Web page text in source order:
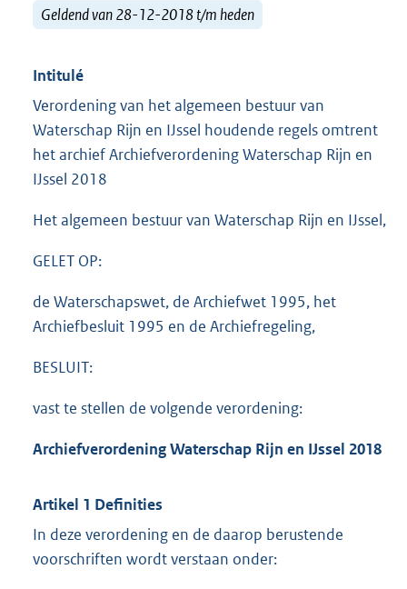
Geldend van 28-12-2018 t/m heden
Intitulé
Verordening van het algemeen bestuur van
Waterschap Rijn en IJssel houdende regels omtrent
het archief Archiefverordening Waterschap Rijn en
IJssel 2018
Het algemeen bestuur van Waterschap Rijn en IJssel,
GELET OP:
de Waterschapswet, de Archiefwet 1995, het
Archiefbesluit 1995 en de Archiefregeling,
BESLUIT:
vast te stellen de volgende verordening:
Archiefverordening Waterschap Rijn en IJssel 2018
Artikel 1 Definities
In deze verordening en de daarop berustende
voorschriften wordt verstaan onder: